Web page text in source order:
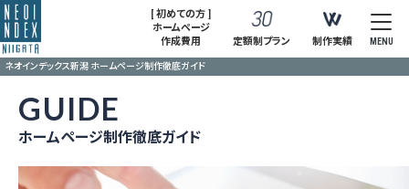
[ 初めての方 ]
ホームページ
作成費用
定額制プラン 制作実績 MENU
ネオインデックス新潟 ホームページ制作徹底ガイド
GUIDE
ホームページ制作徹底ガイド